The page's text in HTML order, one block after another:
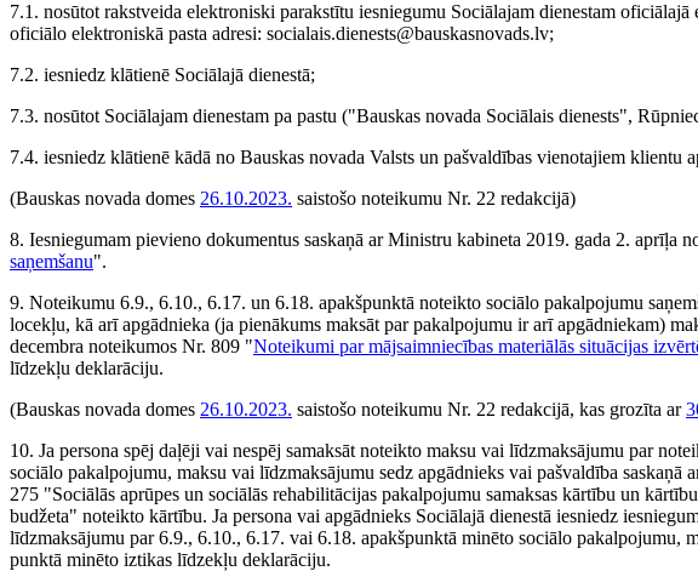
7.1. nosūtot rakstveida elektroniski parakstītu iesniegumu Sociālajam dienestam
oficiālo elektroniskā pasta adresi: socialais.dienests@bauskasnovads.lv;
7.2. iesniedz klātienē Sociālajā dienestā;
7.3. nosūtot Sociālajam dienestam pa pastu ("Bauskas novada Sociālais dienests",
7.4. iesniedz klātienē kādā no Bauskas novada Valsts un pašvaldības vienotajiem klientu
(Bauskas novada domes 26.10.2023. saistošo noteikumu Nr. 22 redakcijā)
8. Iesniegumam pievieno dokumentus saskaņā ar Ministru kabineta 2019. gada 2. aprīļa
saņemšanu".
9. Noteikumu 6.9., 6.10., 6.17. un 6.18. apakšpunktā noteikto sociālo pakalpojumu
locekļu, kā arī apgādnieka (ja pienākums maksāt par pakalpojumu ir arī apgādniekam)
decembra noteikumos Nr. 809 "Noteikumi par mājsaimniecības materiālās situācijas
līdzekļu deklarāciju.
(Bauskas novada domes 26.10.2023. saistošo noteikumu Nr. 22 redakcijā, kas grozīta ar
10. Ja persona spēj daļēji vai nespēj samaksāt noteikto maksu vai līdzmaksājumu par
sociālo pakalpojumu, maksu vai līdzmaksājumu sedz apgādnieks vai pašvaldība
275 "Sociālās aprūpes un sociālās rehabilitācijas pakalpojumu samaksas kārtību un
budžeta" noteikto kārtību. Ja persona vai apgādnieks Sociālajā dienestā iesniedz
līdzmaksājumu par 6.9., 6.10., 6.17. vai 6.18. apakšpunktā minēto sociālo pakalpojumu,
punktā minēto iztikas līdzekļu deklarāciju.